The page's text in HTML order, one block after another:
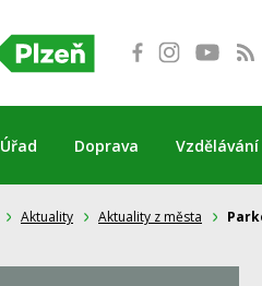
Úřad Doprava Vzdělávání
Aktuality Aktuality z města